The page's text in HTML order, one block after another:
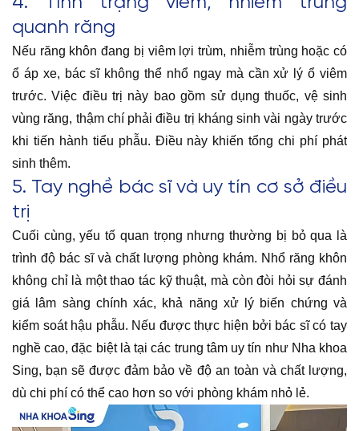
quanh răng
Nếu răng khôn đang bị viêm lợi trùm, nhiễm trùng hoặc có
ổ áp xe, bác sĩ không thể nhổ ngay mà cần xử lý ổ viêm
trước. Việc điều trị này bao gồm sử dụng thuốc, vệ sinh
vùng răng, thậm chí phải điều trị kháng sinh vài ngày trước
khi tiến hành tiểu phẫu. Điều này khiến tổng chi phí phát
sinh thêm.
5. Tay nghề bác sĩ và uy tín cơ sở điều
trị
Cuối cùng, yếu tố quan trọng nhưng thường bị bỏ qua là
trình độ bác sĩ và chất lượng phòng khám. Nhổ răng khôn
không chỉ là một thao tác kỹ thuật, mà còn đòi hỏi sự đánh
giá lâm sàng chính xác, khả năng xử lý biến chứng và
kiểm soát hậu phẫu. Nếu được thực hiện bởi bác sĩ có tay
nghề cao, đặc biệt là tại các trung tâm uy tín như Nha khoa
Sing, bạn sẽ được đảm bảo về độ an toàn và chất lượng,
dù chi phí có thể cao hơn so với phòng khám nhỏ lẻ.